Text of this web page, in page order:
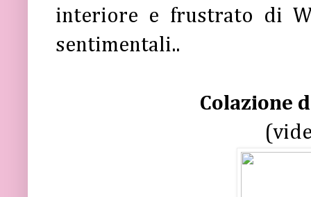
interiore e frustrato di
sentimentali..
Colazione